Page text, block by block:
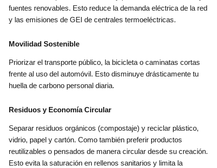
fuentes renovables. Esto reduce la demanda eléctrica de la red
y las emisiones de GEI de centrales termoeléctricas.
Movilidad Sostenible
Priorizar el transporte público, la bicicleta o caminatas cortas
frente al uso del automóvil. Esto disminuye drásticamente tu
huella de carbono personal diaria.
Residuos y Economía Circular
Separar residuos orgánicos (compostaje) y reciclar plástico,
vidrio, papel y cartón. Como también preferir productos
reutilizables o pensados de manera circular desde su creación.
Esto evita la saturación en rellenos sanitarios y limita la